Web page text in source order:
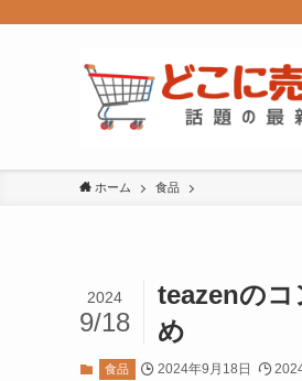
ホーム 食品
teazenのコ
め
2024
9/18
食品 2024年9月18日